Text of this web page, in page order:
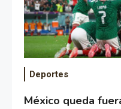
Deportes
México queda